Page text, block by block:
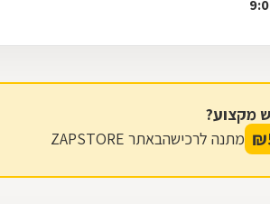
מקצוע?
₪ מתנה לרכישהבאתר ZAPSTORE